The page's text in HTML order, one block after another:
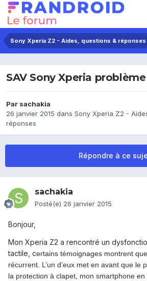
Sony Xperia Z2 - Aides, questions & réponses
SAV Sony Xperia problème
Par sachakia
26 janvier 2015 dans Sony Xperia Z2 -
réponses
Répondre à ce
sachakia
Posté(e) 26 janvier 2015
Bonjour,
Mon Xperia Z2 a rencontré un
tactile, certains témoignages montrent
récurrent. L’un d’eux met en avant que le
la protection à clapet, mon smartphone